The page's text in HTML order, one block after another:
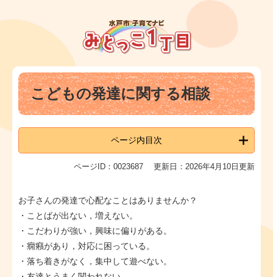
ー
ニ
本
文 こどもの発達に関する相談
ページ内目次
ページID：0023687 更新日：2026年4月10日更新
お子さんの発達で心配なことはありませんか？​
・ことばが出ない，増えない。
・こだわりが強い，興味に偏りがある。
・癇癪があり，対応に困っている。
・落ち着きがなく，集中して遊べない。